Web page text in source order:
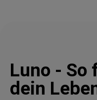
Luno - So
dein